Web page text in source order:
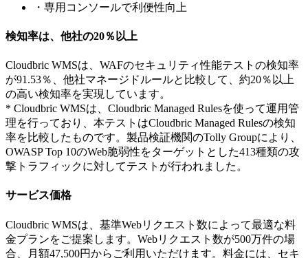
・専用コンソールで利便性向上
検知率は、他社の20％以上
Cloudbric WMSは、WAFのセキュリティ性能テストの検知率
が91.53％、他社マネージドルールと比較して、約20％以上
の高い検知率を実現しています。
* Cloudbric WMSは、Cloudbric Managed Rulesを使って運用管
理を行っており、本テストはCloudbric Managed Rulesの検知
率を比較したものです。製品検証機関のTolly Groupにより、
OWASP Top 10のWeb脆弱性をターゲットとした413種類の攻
撃トラフィックに対してテストが行われました。
サービス価格
Cloudbric WMSは、基準Webリクエスト数によって最適な料
金プランをご提案します。Webリクエスト数が500万件の場
合、月額47,500円からご利用いただけます。料金には、セキ